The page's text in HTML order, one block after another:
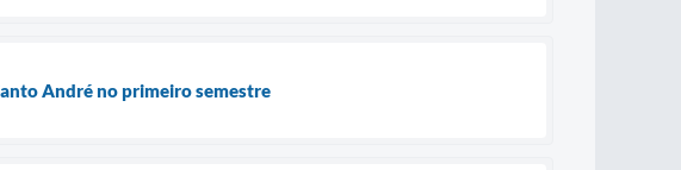
André no primeiro semestre